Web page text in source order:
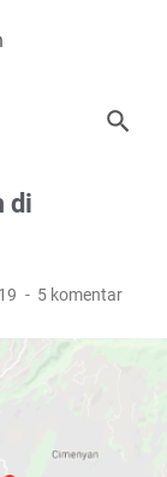
di
5 komentar